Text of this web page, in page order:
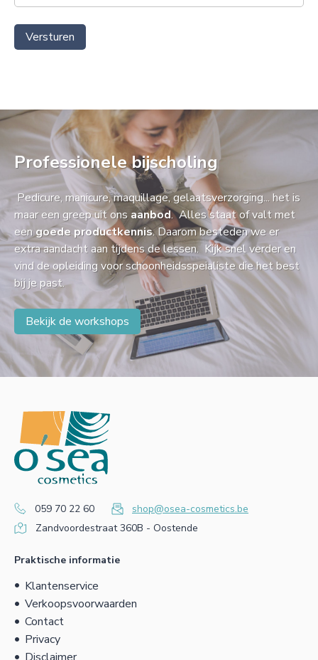
Versturen
Professionele bijscholing
Pedicure, manicure, maquillage, gelaatsverzorging... het is
maar een greep uit ons aanbod. Alles staat of valt met
eengoede productkennis. Daarom besteden we er
extra aandacht aan tijdens de lessen. Kijk snel verder en
vind de opleiding voor schoonheidsspeialiste die het best
bij je past.
Bekijk de workshops
059 70 22 60
shop@osea-cosmetics.be
Zandvoordestraat 360B - Oostende
Praktische informatie
Klantenservice
Verkoopsvoorwaarden
Contact
Privacy